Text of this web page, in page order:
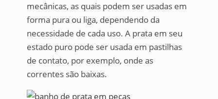
mecânicas, as quais podem ser usadas em
forma pura ou liga, dependendo da
necessidade de cada uso. A prata em seu
estado puro pode ser usada em pastilhas
de contato, por exemplo, onde as
correntes são baixas.